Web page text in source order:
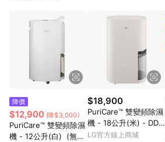
降價
$12,900 (降$3,000)
PuriCare™ 雙變頻除濕
機 - 12公升(白) (無U
$18,900
PuriCare™ 雙變頻除濕
機 - 18公升(米) - DD1
81MEE0
LG官方線上商城